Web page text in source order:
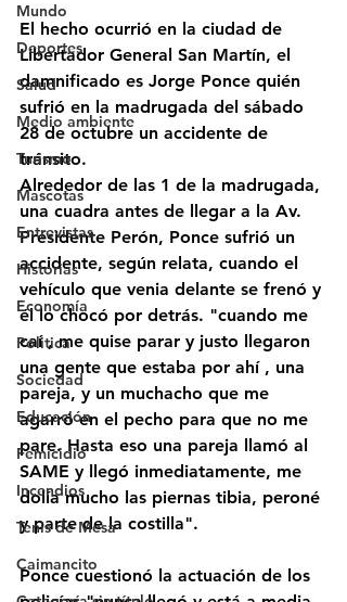
Mundo
Deportes
Salud
Medio ambiente
Turismo
Mascotas
Entrevistas
Historias
Economía
Politica
Sociedad
Educación
Femicidio
Incendios
Tenis de Mesa
Caimancito
El hecho ocurrió en la ciudad de
Libertador General San Martín, el
damnificado es Jorge Ponce quién
sufrió en la madrugada del sábado
28 de octubre un accidente de
tránsito.
Alrededor de las 1 de la madrugada,
una cuadra antes de llegar a la Av.
Presidente Perón, Ponce sufrió un
accidente, según relata, cuando el
vehículo que venia delante se frenó y
él lo chocó por detrás. "cuando me
caí , me quise parar y justo llegaron
una gente que estaba por ahí , una
pareja, y un muchacho que me
agarró en el pecho para que no me
pare. Hasta eso una pareja llamó al
SAME y llegó inmediatamente, me
dolía mucho las piernas tibia, peroné
y parte de la costilla".
Ponce cuestionó la actuación de los